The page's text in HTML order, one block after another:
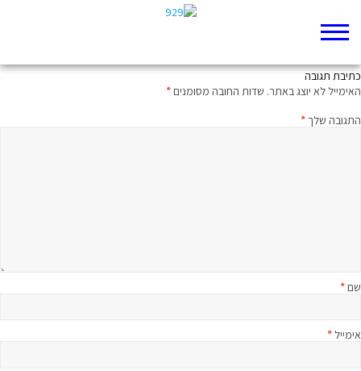
כתיבת תגובה
האימייל לא יוצג באתר. שדות החובה מסומנים*
התגובה שלך*
שם*
אימייל *